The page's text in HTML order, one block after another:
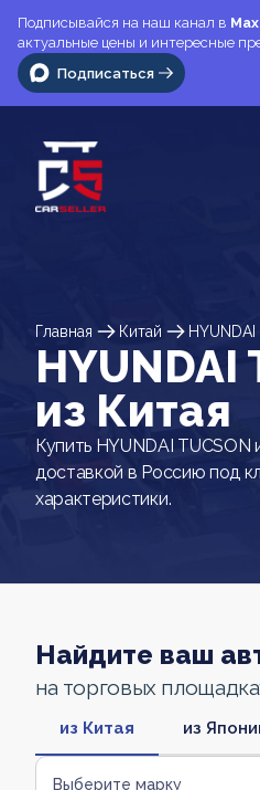
Подписывайся на наш канал в Max
актуальные цены и интересные
Подписаться
Главная Китай HYUNDAI
HYUNDAI
из Китая
Купить HYUNDAI TUCSON
доставкой в Россию под
характеристики.
Найдите ваш
на торговых
из Китая из
Выберите марку